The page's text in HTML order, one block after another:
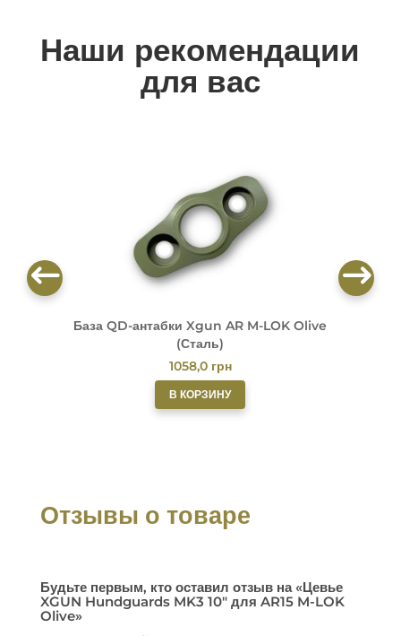
Наши рекомендации
для вас
База QD-антабки Xgun AR M-LOK Olive
(Сталь)
1058,0 грн
В КОРЗИНУ
Отзывы о товаре
Будьте первым, кто оставил отзыв на «Цевье
XGUN Hundguards MK3 10″ для AR15 M-LOK
Olive»